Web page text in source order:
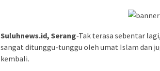
Suluhnews.id, Serang-Tak terasa sebentar
sangat ditunggu-tunggu oleh umat Islam dan
kembali.